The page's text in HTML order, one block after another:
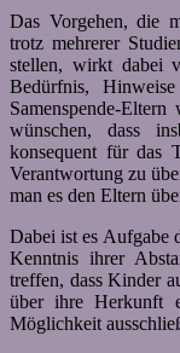
Das Vorgehen, die
trotz mehrerer
stellen, wirkt dabei
Bedürfnis,
Samenspende-
wünschen, dass
konsequent für das
Verantwortung zu
man es den Eltern
Dabei ist es Aufgabe
Kenntnis ihrer
treffen, dass Kinder
über ihre Herkunft
Möglichkeit